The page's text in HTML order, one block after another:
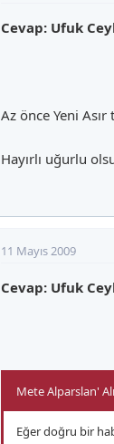
Cevap: Ufuk
Az önce Yeni
Hayırlı uğurlu
11 Mayıs 2009
Cevap: Ufuk
Mete Alparslan'
Eğer doğru bir